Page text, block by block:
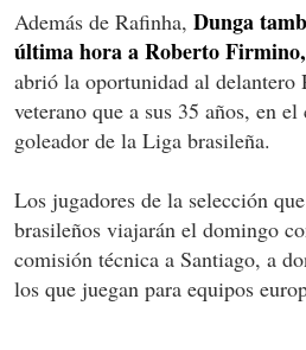
Además de Rafinha, Dunga
última hora a Roberto Firmino,
abrió la oportunidad al delantero
veterano que a sus 35 años, en
goleador de la Liga brasileña.
Los jugadores de la selección
brasileños viajarán el domingo
comisión técnica a Santiago, a
los que juegan para equipos